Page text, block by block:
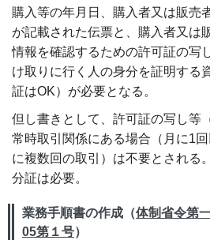
購入等の年月日、購入者又は販売
が記載された伝票と、購入者又は
情報を確認するための許可証の写
け取りに行く人の身分を証明する
証はOK）が必要となる。
但し書きとして、許可証の写し等
常時取引関係にある場合（月に1
に複数回の取引）は不要とされる
分証は必要。
業務手順書の作成（体制省令第
05第１号）